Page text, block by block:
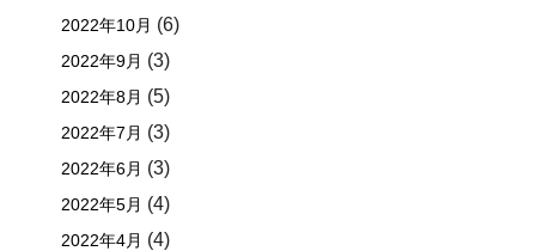
2022年10月 (6)
2022年9月 (3)
2022年8月 (5)
2022年7月 (3)
2022年6月 (3)
2022年5月 (4)
2022年4月 (4)